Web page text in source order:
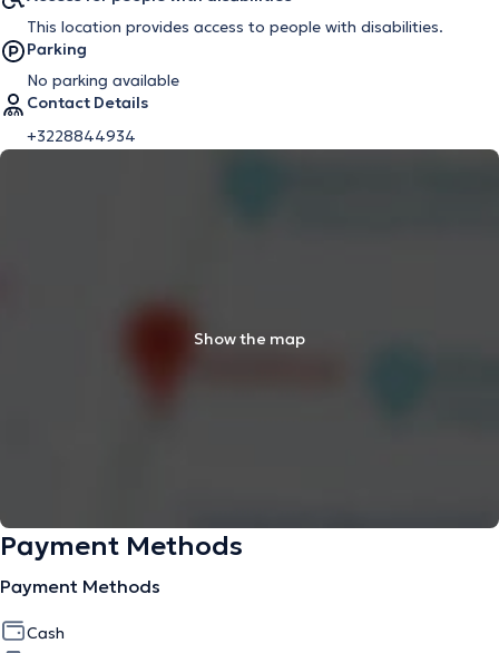
This location provides access to people with disabilities.
Parking
No parking available
Contact Details
+3228844934
Show the map
Payment Methods
Payment Methods
Cash